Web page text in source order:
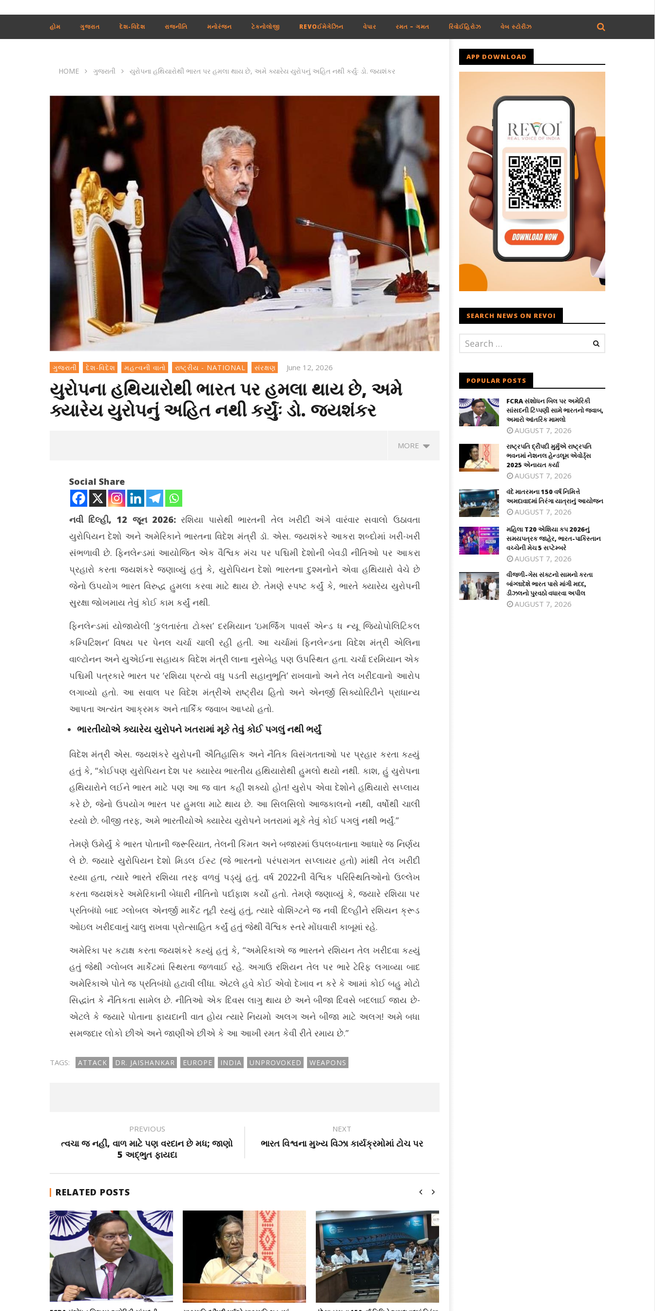
હોમ ગુજરાત દેશ-વિદેશ રાજનીતિ મનોરંજન ટેકનોલોજી REVOઈમેગેઝિન વેપાર રમત – ગમત રિવોઈહિરોઝ વેબ સ્ટોરીઝ
HOME ગુજરાતી યુરોપના હથિયારોથી ભારત પર હમલા થાય છે, અમે ક્યારેય યુરોપનું અહિત નથી કર્યુંઃ ડો. જયશંકર
ગુજરાતી દેશ-વિદેશ મહત્વની વાતો રાષ્ટ્રીય - NATIONAL સંરક્ષણ June 12, 2026
યુરોપના હથિયારોથી ભારત પર હમલા થાય છે, અમે
ક્યારેય યુરોપનું અહિત નથી કર્યુંઃ ડો. જયશંકર
MORE
યુરોપના હથિયારોથી ભારત પર હમલા થાય
છે, અમે ક્યારેય યુરોપનું અહિત નથી કર્યુંઃ
ડો. જયશંકર
12,
FCRA સંશોધન બિલ પર અમેરિકી સાંસદની
ટિપ્પણી સામે ભારતનો જવાબ, અમારો
આંતરિક મામલો
June
12,
રાષ્ટ્રપતિ દ્રૌપદી મુર્મુએ રાષ્ટ્રપતિ ભવનમાં
નેશનલ હેન્ડલૂમ એવોર્ડ્સ 2025 એનાયત
કર્યા
વંદે માતરમના 150 વર્ષ નિમિત્તે અમદાવાદમાં
તિરંગા યાત્રાનું આયોજન
મહિલા T20 એશિયા કપ 2026નું
સમયપત્રક જાહેર, ભારત-પાકિસ્તાન
વચ્ચેની મેચ 5 સપ્ટેમ્બરે
June
12,
Social Share
નવી દિલ્હી, 12 જૂન 2026: રશિયા પાસેથી ભારતની તેલ ખરીદી અંગે વારંવાર સવાલો ઉઠાવતા
યુરોપિયન દેશો અને અમેરિકાને ભારતના વિદેશ મંત્રી ડૉ. એસ. જયશંકરે આકરા શબ્દોમાં ખરી-ખરી
સંભળાવી છે. ફિનલેન્ડમાં આયોજિત એક વૈશ્વિક મંચ પર પશ્ચિમી દેશોની બેવડી નીતિઓ પર આકરા
પ્રહારો કરતા જયશંકરે જણાવ્યું હતું કે, યુરોપિયન દેશો ભારતના દુશ્મનોને એવા હથિયારો વેચે છે
જેનો ઉપયોગ ભારત વિરુદ્ધ હુમલા કરવા માટે થાય છે. તેમણે સ્પષ્ટ કર્યું કે, ભારતે ક્યારેય યુરોપની
સુરક્ષા જોખમાય તેવું કોઈ કામ કર્યું નથી.
ફિનલેન્ડમાં યોજાયેલી ‘કુલતારંતા ટોક્સ’ દરમિયાન ‘ઇમર્જિંગ પાવર્સ એન્ડ ધ ન્યૂ જિયોપોલિટિકલ
કમ્પિટિશન’ વિષય પર પેનલ ચર્ચા ચાલી રહી હતી. આ ચર્ચામાં ફિનલેન્ડના વિદેશ મંત્રી એલિના
વાલ્ટોનન અને યુએઈના સહાયક વિદેશ મંત્રી લાના નુસેબેહ પણ ઉપસ્થિત હતા. ચર્ચા દરમિયાન એક
પશ્ચિમી પત્રકારે ભારત પર ‘રશિયા પ્રત્યે વધુ પડતી સહાનુભૂતિ’ રાખવાનો અને તેલ ખરીદવાનો આરોપ
લગાવ્યો હતો. આ સવાલ પર વિદેશ મંત્રીએ રાષ્ટ્રીય હિતો અને એનર્જી સિક્યોરિટીને પ્રાધાન્ય
આપતા અત્યંત આક્રમક અને તાર્કિક જવાબ આપ્યો હતો.
ભારતીયોએ ક્યારેય યુરોપને ખતરામાં મૂકે તેવું કોઈ પગલું નથી ભર્યું
વિદેશ મંત્રી એસ. જયશંકરે યુરોપની ઐતિહાસિક અને નૈતિક વિસંગતતાઓ પર પ્રહાર કરતા કહ્યું
હતું કે, “કોઈપણ યુરોપિયન દેશ પર ક્યારેય ભારતીય હથિયારોથી હુમલો થયો નથી. કાશ, હું યુરોપના
હથિયારોને લઈને ભારત માટે પણ આ જ વાત કહી શક્યો હોત! યુરોપ એવા દેશોને હથિયારો સપ્લાય
કરે છે, જેનો ઉપયોગ ભારત પર હુમલા માટે થાય છે. આ સિલસિલો આજકાલનો નથી, વર્ષોથી ચાલી
રહ્યો છે. બીજી તરફ, અમે ભારતીયોએ ક્યારેય યુરોપને ખતરામાં મૂકે તેવું કોઈ પગલું નથી ભર્યું.”
તેમણે ઉમેર્યું કે ભારત પોતાની જરૂરિયાત, તેલની કિંમત અને બજારમાં ઉપલબ્ધતાના આધારે જ નિર્ણય
લે છે. જ્યારે યુરોપિયન દેશો મિડલ ઈસ્ટ (જે ભારતનો પરંપરાગત સપ્લાયર હતો) માંથી તેલ ખરીદી
રહ્યા હતા, ત્યારે ભારતે રશિયા તરફ વળવું પડ્યું હતું. વર્ષ 2022ની વૈશ્વિક પરિસ્થિતિઓનો ઉલ્લેખ
કરતા જયશંકરે અમેરિકાની બેધારી નીતિનો પર્દાફાશ કર્યો હતો. તેમણે જણાવ્યું કે, જ્યારે રશિયા પર
પ્રતિબંધો બાદ ગ્લોબલ એનર્જી માર્કેટ તૂટી રહ્યું હતું, ત્યારે વોશિંગ્ટને જ નવી દિલ્હીને રશિયન ક્રૂડ
ઓઇલ ખરીદવાનું ચાલુ રાખવા પ્રોત્સાહિત કર્યું હતું જેથી વૈશ્વિક સ્તરે મોંઘવારી કાબૂમાં રહે.
અમેરિકા પર કટાક્ષ કરતા જયશંકરે કહ્યું હતું કે, “અમેરિકાએ જ ભારતને રશિયન તેલ ખરીદવા કહ્યું
હતું જેથી ગ્લોબલ માર્કેટમાં સ્થિરતા જળવાઈ રહે. અગાઉ રશિયન તેલ પર ભારે ટેરિફ લગાવ્યા બાદ
અમેરિકાએ પોતે જ પ્રતિબંધો હટાવી લીધા. એટલે હવે કોઈ એવો દેખાવ ન કરે કે આમાં કોઈ બહુ મોટો
સિદ્ધાંત કે નૈતિકતા સામેલ છે. નીતિઓ એક દિવસ લાગુ થાય છે અને બીજા દિવસે બદલાઈ જાય છે-
એટલે કે જ્યારે પોતાના ફાયદાની વાત હોય ત્યારે નિયમો અલગ અને બીજા માટે અલગ! અમે બધા
સમજદાર લોકો છીએ અને જાણીએ છીએ કે આ આખી રમત કેવી રીતે રમાય છે.”
TAGS: ATTACK DR. JAISHANKAR EUROPE INDIA UNPROVOKED WEAPONS
PREVIOUS
ત્વચા જ નહીં, વાળ માટે પણ વરદાન છે મધ; જાણો
5 અદ્ભુત ફાયદા
NEXT
ભારત વિશ્વના મુખ્ય વિઝા કાર્યક્રમોમાં ટોચ પર
RELATED POSTS
APP DOWNLOAD
SEARCH NEWS ON REVOI
POPULAR POSTS
FCRA સંશોધન બિલ પર અમેરિકી
સાંસદની ટિપ્પણી સામે ભારતનો જવાબ,
અમારો આંતરિક મામલો
AUGUST 7, 2026
રાષ્ટ્રપતિ દ્રૌપદી મુર્મુએ રાષ્ટ્રપતિ
ભવનમાં નેશનલ હેન્ડલૂમ એવોર્ડ્સ
2025 એનાયત કર્યા
AUGUST 7, 2026
વંદે માતરમના 150 વર્ષ નિમિત્તે
અમદાવાદમાં તિરંગા યાત્રાનું આયોજન
AUGUST 7, 2026
મહિલા T20 એશિયા કપ 2026નું
સમયપત્રક જાહેર, ભારત-પાકિસ્તાન
વચ્ચેની મેચ 5 સપ્ટેમ્બરે
AUGUST 7, 2026
વીજળી-ગેસ સંક્ટનો સામનો કરતા
બાંગ્લાદેશે ભારત પાસે માંગી મદદ,
ડીઝલનો પુરવઠો વધારવા અપીલ
AUGUST 7, 2026